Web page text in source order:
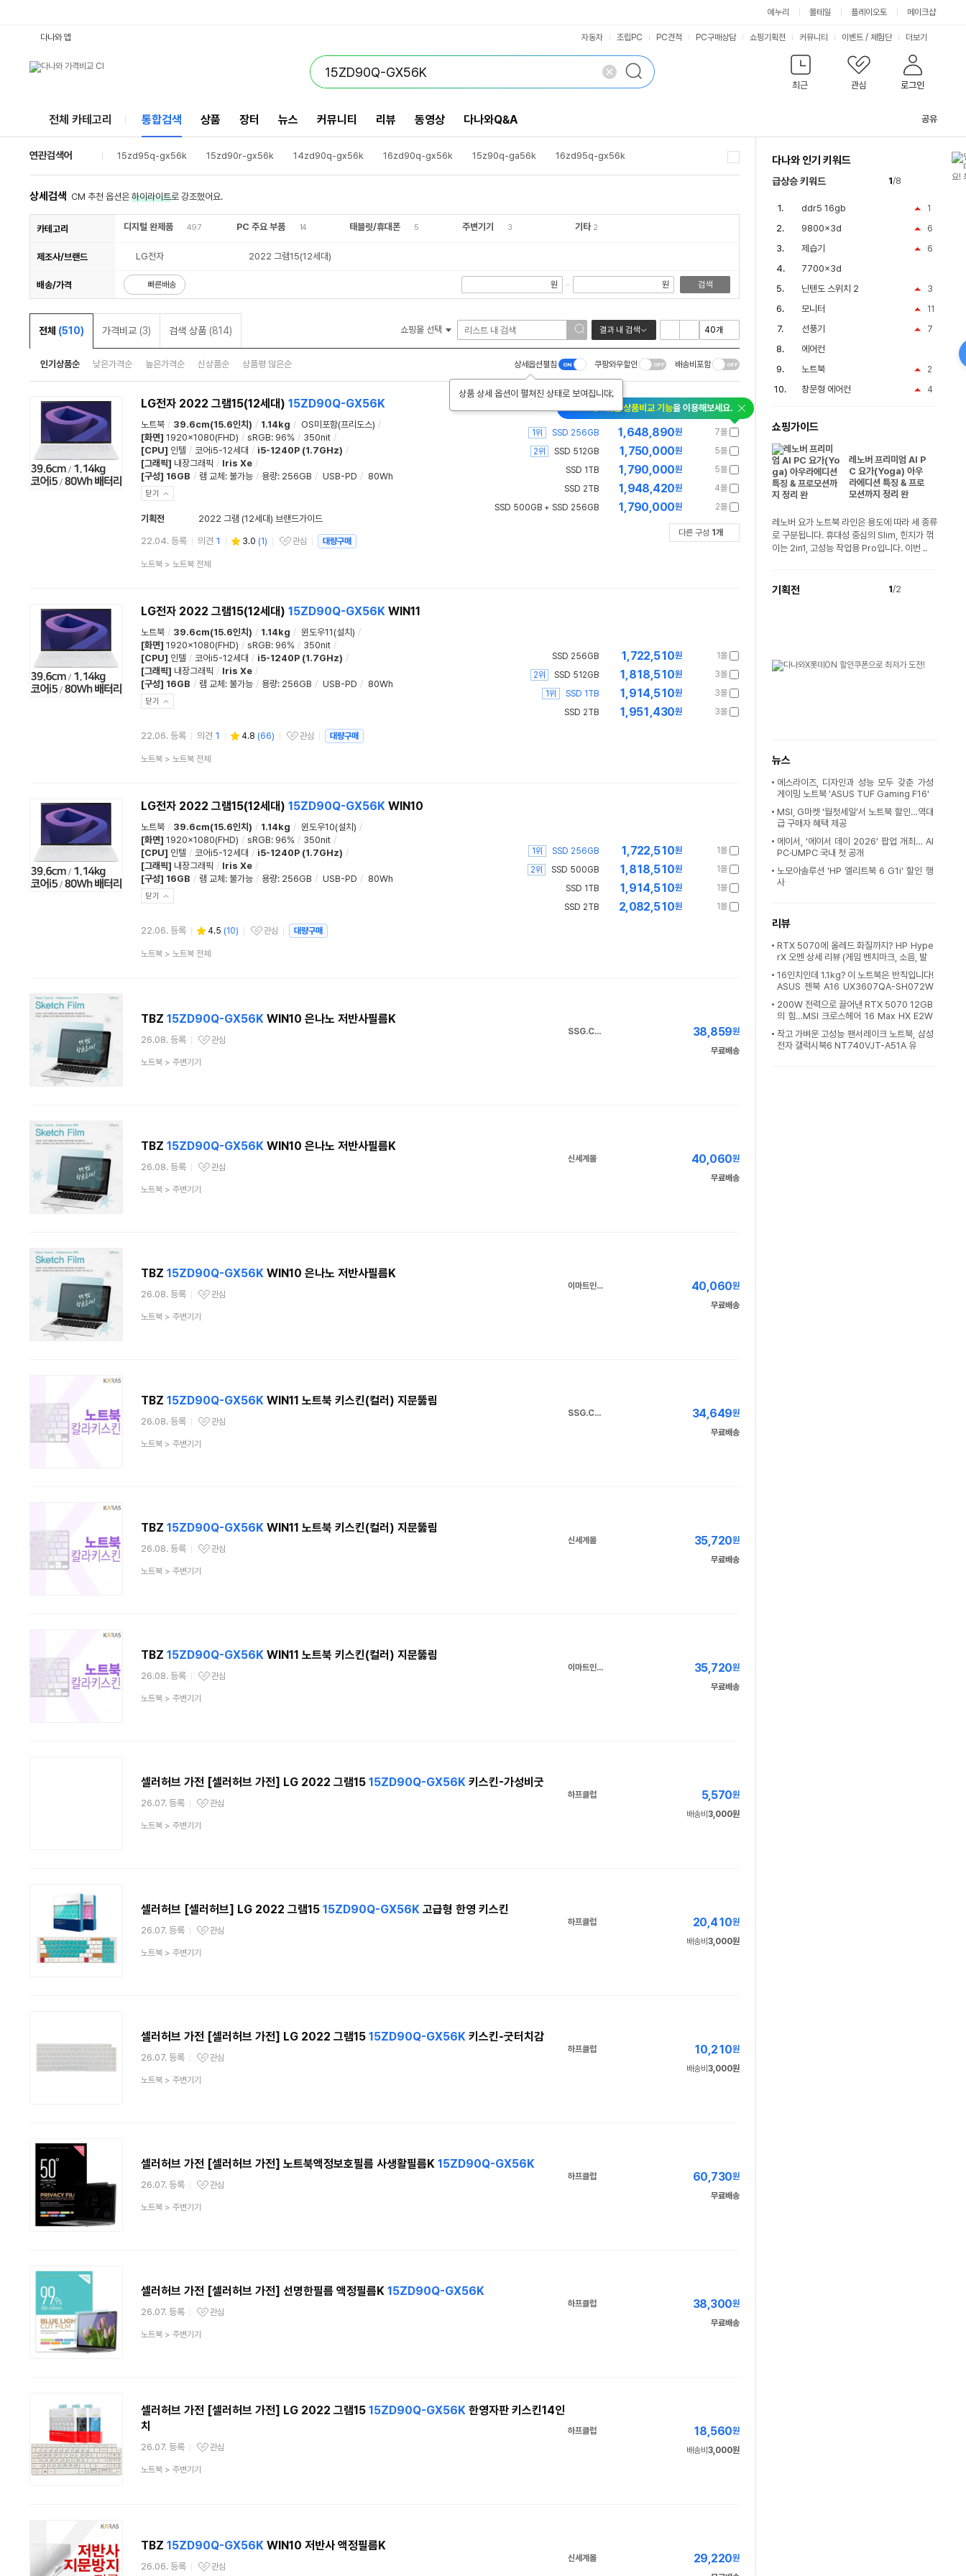
에누리 몰테일 플레이오토 메이크샵
최근 관심 로그인
다나와 앱 자동차 조립PC PC견적 PC구매상담 쇼핑기획전 커뮤니티 이벤트 / 체험단 더보기
전체 카테고리 통합검색 상품 장터 뉴스 커뮤니티 리뷰 동영상 다나와Q&A 공유
연관검색어 15zd95q-gx56k 15zd90r-gx56k 14zd90q-gx56k 16zd90q-gx56k 15z90q-ga56k
16zd95q-gx56k
14zd90q-gx50k
nt950xew-a51a 14zd90r-gx56k 14ud70q-gx56k 15ud50q-gx50k
17zd90q-gx76k
17zd90q-ex76k
nt950xew-a51as
상세검색 CM 추천 옵션은 하이라이트로 강조했어요.
카테고리 디지털 완제품 497 PC 주요 부품 14 태블릿/휴대폰 5 주변기기 3 기타 2
제조사/브랜드 LG전자 2022 그램15(12세대)
배송/가격 빠른배송 원 ~ 원 검색
전체 (510) 가격비교 (3) 검색 상품 (814) 쇼핑몰 선택 결과 내 검색
인기상품순 낮은가격순 높은가격순 신상품순 상품평 많은순 상세옵션펼침
상품 상세 옵션이 펼쳐진 상태로 보여집니다.
쿠팡와우할인 배송비포함
LG전자 2022 그램15(12세대) 15ZD90Q-GX56K
노트북 / 39.6cm(15.6인치) / 1.14kg / OS미포함(프리도스) /
[화면] 1920x1080(FHD) / sRGB: 96% / 350nit /
[CPU] 인텔 / 코어i5-12세대 / i5-1240P (1.7GHz) /
[그래픽] 내장그래픽 / Iris Xe /
[구성] 16GB / 램 교체 : 불가능 / 용량: 256GB / USB-PD / 80Wh
닫기
기획전 2022 그램 (12세대) 브랜드가이드
22.04. 등록 의견 1 3.0 (1)
관심상품
관심 대량구매
상
노트북> 노트북 전체
New 새로워진 상품비교 기능을 이용해보세요.
7몰
1,648,890원
1위
SSD 256GB
5몰
1,750,000원
2위
SSD 512GB
5몰
1,790,000원
SSD 1TB
4몰
1,948,420원
SSD 2TB
2몰
1,790,000원
SSD 500GB + SSD 256GB
다른 구성 1 개
LG전자 2022 그램15(12세대) 15ZD90Q-GX56KWIN11
노트북 / 39.6cm(15.6인치) / 1.14kg / 윈도우11(설치) /
[화면] 1920x1080(FHD) / sRGB: 96% / 350nit /
[CPU] 인텔 / 코어i5-12세대 / i5-1240P (1.7GHz) /
[그래픽] 내장그래픽 / Iris Xe /
[구성] 16GB / 램 교체 : 불가능 / 용량: 256GB / USB-PD / 80Wh
닫기
22.06. 등록 의견 1 4.8 (66)
관심상품
관심 대량구매
상
노트북> 노트북 전체
1몰
1,722,510원
SSD 256GB
3몰
1,818,510원
2위
SSD 512GB
3몰
1,914,510원
1위
SSD 1TB
3몰
1,951,430원
SSD 2TB
LG전자 2022 그램15(12세대) 15ZD90Q-GX56KWIN10
노트북 / 39.6cm(15.6인치) / 1.14kg / 윈도우10(설치) /
[화면] 1920x1080(FHD) / sRGB: 96% / 350nit /
[CPU] 인텔 / 코어i5-12세대 / i5-1240P (1.7GHz) /
[그래픽] 내장그래픽 / Iris Xe /
[구성] 16GB / 램 교체 : 불가능 / 용량: 256GB / USB-PD / 80Wh
닫기
22.06. 등록 4.5 (10)
관심상품
관심 대량구매
상
노트북> 노트북 전체
1몰
1,722,510원
1위
SSD 256GB
1몰
1,818,510원
2위
SSD 500GB
1몰
1,914,510원
SSD 1TB
1몰
2,082,510원
SSD 2TB
TBZ 15ZD90Q-GX56KWIN10 은나노 저반사필름K
26.08. 등록
관심상품
관심
상
노트북> 주변기기
SSG.COM 38,859원
무료배송
TBZ 15ZD90Q-GX56KWIN10 은나노 저반사필름K
26.08. 등록
관심상품
관심
상
노트북> 주변기기
신세계몰 40,060원
무료배송
TBZ 15ZD90Q-GX56KWIN10 은나노 저반사필름K
26.08. 등록
관심상품
관심
상
노트북> 주변기기
이마트인터넷쇼핑몰 40,060원
무료배송
TBZ 15ZD90Q-GX56KWIN11 노트북 키스킨(컬러) 지문뚫림
26.08. 등록
관심상품
관심
상
노트북> 주변기기
SSG.COM 34,649원
무료배송
TBZ 15ZD90Q-GX56KWIN11 노트북 키스킨(컬러) 지문뚫림
26.08. 등록
관심상품
관심
상
노트북> 주변기기
신세계몰 35,720원
무료배송
TBZ 15ZD90Q-GX56KWIN11 노트북 키스킨(컬러) 지문뚫림
26.08. 등록
관심상품
관심
상
노트북> 주변기기
이마트인터넷쇼핑몰 35,720원
무료배송
셀러허브 가전 [셀러허브 가전] LG 2022 그램15 15ZD90Q-GX56K키스킨-가성비굿
26.07. 등록
관심상품
관심
상
노트북> 주변기기
하프클럽 5,570원
배송비 3,000원
셀러허브 [셀러허브] LG 2022 그램15 15ZD90Q-GX56K고급형 한영 키스킨
26.07. 등록
관심상품
관심
상
노트북> 주변기기
하프클럽 20,410원
배송비 3,000원
셀러허브 가전 [셀러허브 가전] LG 2022 그램15 15ZD90Q-GX56K키스킨-굿터치감
26.07. 등록
관심상품
관심
상
노트북> 주변기기
하프클럽 10,210원
배송비 3,000원
셀러허브 가전 [셀러허브 가전] 노트북액정보호필름 사생활필름K 15ZD90Q-GX56K
26.07. 등록
관심상품
관심
상
노트북> 주변기기
하프클럽 60,730원
무료배송
셀러허브 가전 [셀러허브 가전] 선명한필름 액정필름K 15ZD90Q-GX56K
26.07. 등록
관심상품
관심
상
노트북> 주변기기
하프클럽 38,300원
무료배송
셀러허브 가전 [셀러허브 가전] LG 2022 그램15 15ZD90Q-GX56K한영자판 키스킨14인
치
26.07. 등록
관심상품
관심
상
노트북> 주변기기
하프클럽 18,560원
배송비 3,000원
TBZ 15ZD90Q-GX56KWIN10 저반사 액정필름K
26.06. 등록
관심상품
관심
신세계몰 29,220원
다나와 인기 키워드
급상승 키워드 1/8
1
ddr5 16gb
6
9800x3d
6
제습기
7700x3d
3
닌텐도 스위치 2
11
모니터
7
선풍기
에어컨
2
노트북
4
창문형 에어컨
쇼핑가이드
레노버 프리미엄 AI P
C 요가(Yoga) 아우
라에디션 특징 & 프로
모션까지 정리 완
레노버 요가 노트북 라인은 용도에 따라 세 종류
로 구분됩니다. 휴대성 중심의 Slim, 힌지가 꺾
이는 2in1, 고성능 작업용 Pro입니다. 이번 ..
기획전 1/2
뉴스
에스라이즈, 디자인과 성능 모두 갖춘 가성
게이밍 노트북 'ASUS TUF Gaming F16'
MSI, G마켓 ‘월첫세일’서 노트북 할인…역대
급 구매자 혜택 제공
에이서, ‘에이서 데이 2026’ 팝업 개최… AI
PC·UMPC 국내 첫 공개
노모아솔루션 'HP 엘리트북 6 G1i' 할인 행
사
리뷰
RTX 5070에 올레드 화질까지? HP Hype
rX 오멘 상세 리뷰 (게임 벤치마크, 소음, 발
16인치인데 1.1kg? 이 노트북은 반칙입니다!
ASUS 젠북 A16 UX3607QA-SH072W
[노리다]
200W 전력으로 끌어낸 RTX 5070 12GB
의 힘…MSI 크로스헤어 16 Max HX E2W
GXK-U9+ QHD+ OLE
작고 가벼운 고성능 팬서레이크 노트북, 삼성
전자 갤럭시북6 NT740VJT-A51A 유